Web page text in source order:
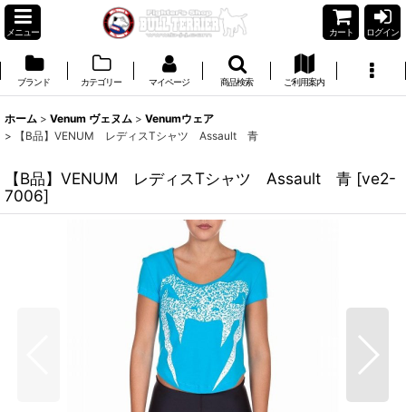
メニュー カート ログイン
ブランド カテゴリー マイページ 商品検索 ご利用案内
ホーム > Venum ヴェヌム > Venumウェア
>
【B品】VENUM レディスTシャツ Assault 青
【B品】VENUM レディスTシャツ Assault 青 [ve2-
7006]